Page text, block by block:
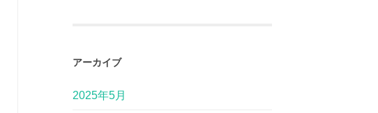
アーカイブ
2025年5月